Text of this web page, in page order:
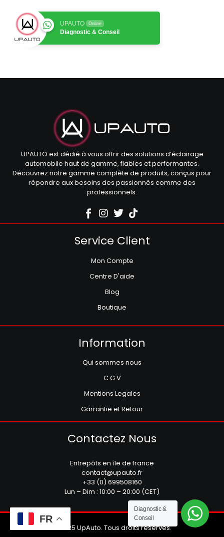
UPAUTO Online
Diagnostic & Conseil
UPAUTO est dédié à vous offrir des solutions d’éclairage
automobile haut de gamme, fiables et performantes.
Découvrez notre gamme complète de produits, conçus pour
répondre aux besoins des passionnés comme des
professionnels.
Service Client
Mon Compte
Centre D'aide
Blog
Boutique
Information
Qui sommes nous
C.G.V
Mentions Legales
Garrantie et Retour
Contactez Nous
Entrepôts en île de france
contact@upauto.fr
+33 (0) 699508160
Lun – Dim : 10:00 – 20:00 (CET)
© 2025 UpAuto. Tous droits réservés.
FR
Diagnostic &
Conseil